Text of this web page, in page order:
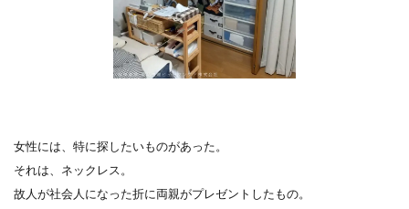
女性には、特に探したいものがあった。
それは、ネックレス。
故人が社会人になった折に両親がプレゼントしたもの。